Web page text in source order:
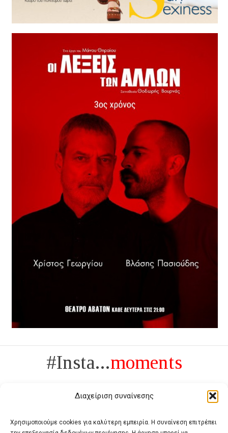
Διαχείριση συναίνεσης
Χρησιμοποιούμε cookies για καλύτερη εμπειρία. Η συναίνεση επιτρέπει
#Insta...moments